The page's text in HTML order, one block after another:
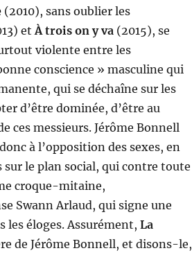
(2010), sans oublier les
etÀ trois on y va(2015), se
violente entre les
conscience » masculine qui
qui se déchaîne sur les
d’être dominée, d’être au
ces messieurs. Jérôme Bonnell
à l’opposition des sexes, en
sur le plan social, qui contre toute
croque-mitaine,
Swann Arlaud, qui signe une
les éloges. Assurément, La
de Jérôme Bonnell, et disons-le,